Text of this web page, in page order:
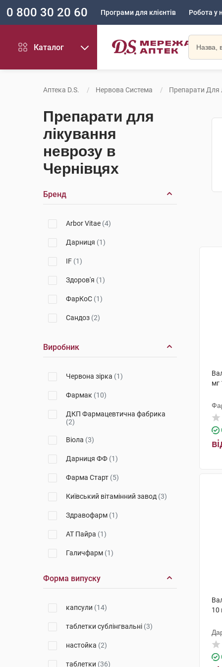
0 800 30 20 60 Програми для клієнтів Робота у
Каталог
Аптека D.S. Нервова Система Препарати Для
Препарати для
лікування
неврозу в
Чернівцях
Бренд
Arbor Vitae (4)
Дарниця (1)
IF (1)
Здоров'я (1)
ФарКоС (1)
Сандоз (2)
Виробник
Червона зірка (1)
Фармак (10)
ДКП Фармацевтична фабрика
(2)
Віола (3)
Дарниця ФФ (1)
Фарма Старт (5)
Київський вітамінний завод (3)
Здравофарм (1)
АТ Пайра (1)
Галичфарм (1)
Здоров'я ФК(1)
ЮСБ Фарма
Софарма (2)
Інтерхім(10)
Форма випуску
капсули (14)
таблетки сублінгвальні (3)
настойка (2)
таблетки (36)
мг
10